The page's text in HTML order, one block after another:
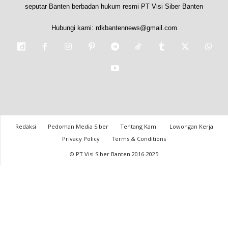
seputar Banten berbadan hukum resmi PT Visi Siber Banten
Hubungi kami: rdkbantennews@gmail.com
Redaksi Pedoman Media Siber Tentang Kami
Lowongan Kerja
Privacy Policy
Terms & Conditions
© PT Visi Siber Banten 2016-2025